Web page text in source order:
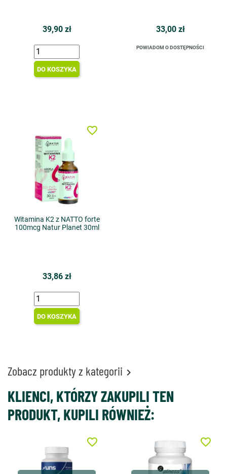
39,90 zł
DO KOSZYKA
33,00 zł
POWIADOM O DOSTĘPNOŚCI
Witamina K2 z NATTO forte
100mcg Natur Planet 30ml
33,86 zł
DO KOSZYKA
favorite_border
Zobacz produkty z kategorii 
KLIENCI, KTÓRZY ZAKUPILI TEN
PRODUKT, KUPILI RÓWNIEŻ:
favorite_border favorite_border